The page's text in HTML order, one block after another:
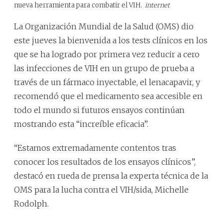
nueva herramienta para combatir el VIH. internet
La Organización Mundial de la Salud (OMS) dio
este jueves la bienvenida a los tests clínicos en los
que se ha logrado por primera vez reducir a cero
las infecciones de VIH en un grupo de prueba a
través de un fármaco inyectable, el lenacapavir, y
recomendó que el medicamento sea accesible en
todo el mundo si futuros ensayos continúan
mostrando esta “increíble eficacia”.
“Estamos extremadamente contentos tras
conocer los resultados de los ensayos clínicos”,
destacó en rueda de prensa la experta técnica de la
OMS para la lucha contra el VIH/sida, Michelle
Rodolph.